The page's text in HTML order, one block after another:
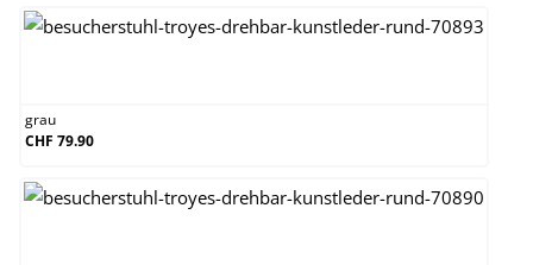
grau
CHF 79.90